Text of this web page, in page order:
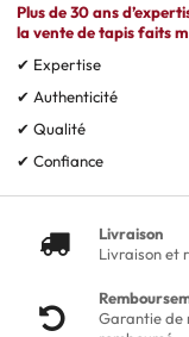
Plus de 30 ans
la vente de tapis faits
✔ Expertise
✔ Authenticité
✔ Qualité
✔ Confiance
Livraison
Livraison et
Garantie de